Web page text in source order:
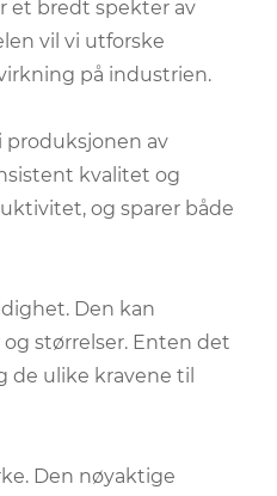
et bredt spekter av
vil vi utforske
på industrien.
produksjonen av
kvalitet og
og sparer både
Den kan
størrelser. Enten det
de ulike kravene til
Den nøyaktige